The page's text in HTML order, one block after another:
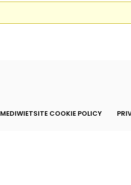
MEDIWIETSITE COOKIE POLICY